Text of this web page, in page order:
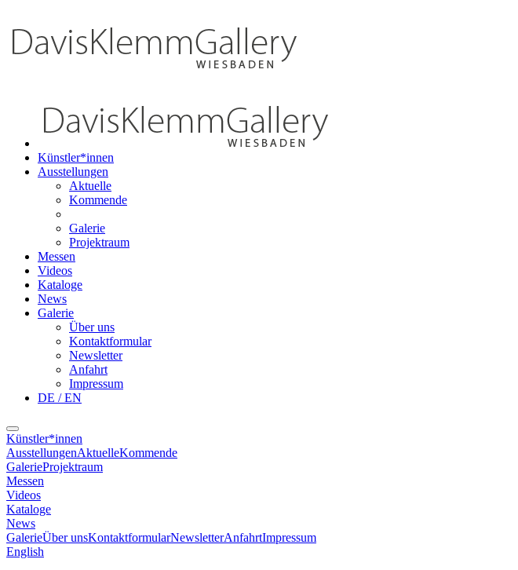
Künstler*innen
Ausstellungen
Aktuelle
Kommende
Galerie
Projektraum
Messen
Videos
Kataloge
News
Galerie
Über uns
Kontaktformular
Newsletter
Anfahrt
Impressum
DE / EN
Künstler*innen
AusstellungenAktuelleKommende
GalerieProjektraum
Messen
Videos
Kataloge
News
GalerieÜber unsKontaktformularNewsletterAnfahrtImpressum
English